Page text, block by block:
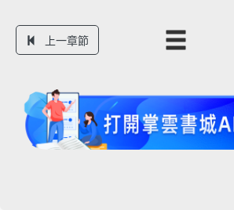
上一章節